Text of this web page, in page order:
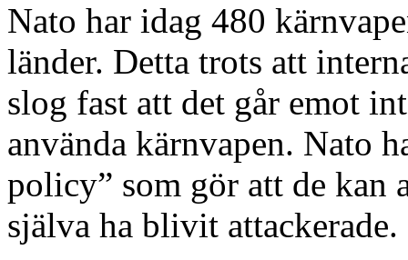
Nato har idag 480
länder. Detta trots att
slog fast att det går emot
använda kärnvapen. Nato
policy” som gör att de kan
själva ha blivit attackerade.